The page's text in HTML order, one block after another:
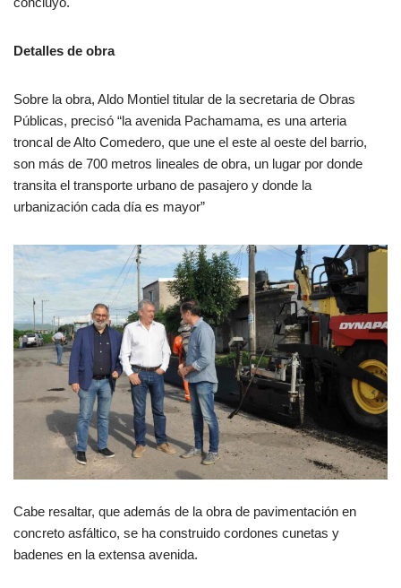
Detalles de obra
Sobre la obra, Aldo Montiel titular de la secretaria de Obras
Públicas, precisó “la avenida Pachamama, es una arteria
troncal de Alto Comedero, que une el este al oeste del barrio,
son más de 700 metros lineales de obra, un lugar por donde
transita el transporte urbano de pasajero y donde la
urbanización cada día es mayor”
Cabe resaltar, que además de la obra de pavimentación en
concreto asfáltico, se ha construido cordones cunetas y
badenes en la extensa avenida.